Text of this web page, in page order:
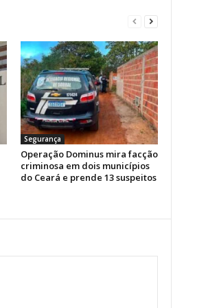
Segurança
Operação Dominus mira facção
criminosa em dois municípios
do Ceará e prende 13 suspeitos